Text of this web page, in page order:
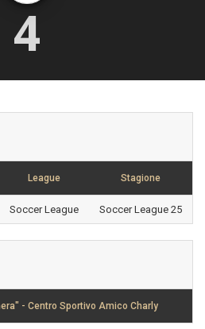
4
League Stagione
Soccer League Soccer League 25
- Centro Sportivo Amico Charly